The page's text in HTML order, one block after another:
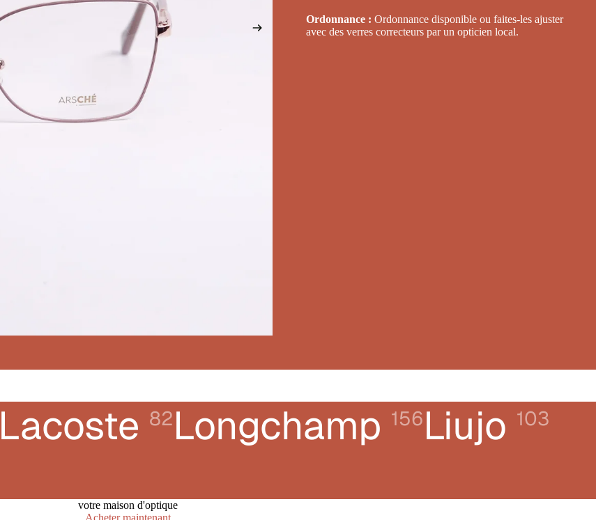
Ordonnance : Ordonnance disponible ou faites-les ajuster
avec des verres correcteurs par un opticien local.
Lacoste 82Longchamp 156Liujo 103
votre maison d'optique
Acheter maintenant